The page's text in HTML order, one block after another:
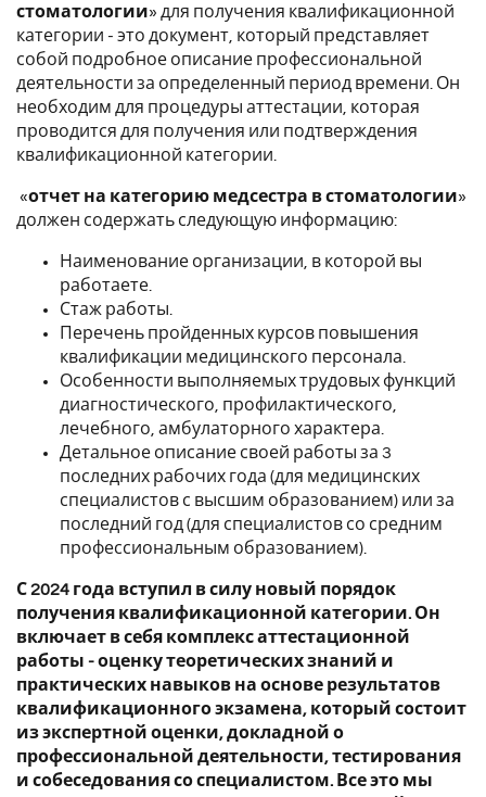
стоматологии» для получения квалификационной
категории - это документ, который представляет
собой подробное описание профессиональной
деятельности за определенный период времени. Он
необходим для процедуры аттестации, которая
проводится для получения или подтверждения
квалификационной категории.
«отчет на категорию медсестра в стоматологии»
должен содержать следующую информацию:
Наименование организации, в которой вы
работаете.
Стаж работы.
Перечень пройденных курсов повышения
квалификации медицинского персонала.
Особенности выполняемых трудовых функций
диагностического, профилактического,
лечебного, амбулаторного характера.
Детальное описание своей работы за 3
последних рабочих года (для медицинских
специалистов с высшим образованием) или за
последний год (для специалистов со средним
профессиональным образованием).
С 2024 года вступил в силу новый порядок
получения квалификационной категории. Он
включает в себя комплекс аттестационной
работы - оценку теоретических знаний и
практических навыков на основе результатов
квалификационного экзамена, который состоит
из экспертной оценки, докладной о
профессиональной деятельности, тестирования
и собеседования со специалистом. Все это мы